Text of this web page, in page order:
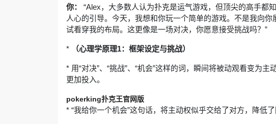
你：
“Alex，大多数人认为扑克是运气游戏，但顶尖的高手
人心的引导。今天，我想和你玩一个简单的游戏。不是我向
试看穿我的布局。这更像是一场对决，你愿意接受挑战吗？”
* （心理学原理1：框架设定与挑战）
* 用“对决”、“挑战”、“机会”这样的词，瞬间将被动观看变为
更加投入。
pokerking扑克王官网版
* “我给你一个机会”这句话，将主动权似乎交给了对方，降低了